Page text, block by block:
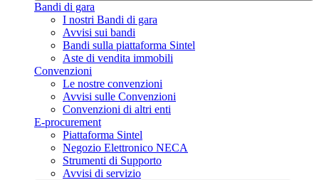
Bandi di gara
I nostri Bandi di gara
Avvisi sui bandi
Bandi sulla piattaforma Sintel
Aste di vendita immobili
Convenzioni
Le nostre convenzioni
Avvisi sulle Convenzioni
Convenzioni di altri enti
E-procurement
Piattaforma Sintel
Negozio Elettronico NECA
Strumenti di Supporto
Avvisi di servizio